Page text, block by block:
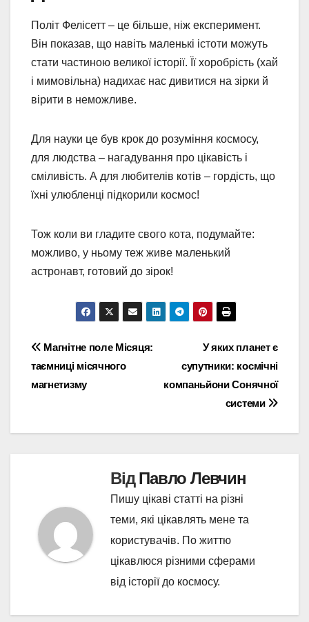
Політ Фелісетт – це більше, ніж експеримент.
Він показав, що навіть маленькі істоти можуть
стати частиною великої історії. Її хоробрість (хай
і мимовільна) надихає нас дивитися на зірки й
вірити в неможливе.
Для науки це був крок до розуміння космосу,
для людства – нагадування про цікавість і
сміливість. А для любителів котів – гордість, що
їхні улюбленці підкорили космос!
Тож коли ви гладите свого кота, подумайте:
можливо, у ньому теж живе маленький
астронавт, готовий до зірок!
Навігація
записів
У яких планет є
супутники: космічні
компаньйони Сонячної
системи
Магнітне поле Місяця:
таємниці місячного
магнетизму
ВідПавло Левчин
Пишу цікаві статті на різні
теми, які цікавлять мене та
користувачів. По життю
цікавлюся різними сферами
від історії до космосу.